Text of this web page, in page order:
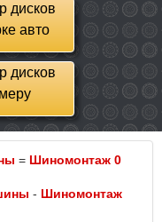
дисков
авто
дисков
= Шиномонтаж 0
- Шиномонтаж